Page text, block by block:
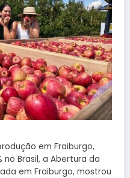
em Fraiburgo,
no Brasil, a Abertura da
em Fraiburgo, mostrou